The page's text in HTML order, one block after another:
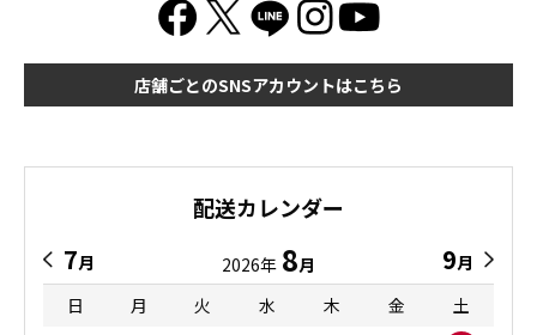
店舗ごとのSNSアカウントはこちら
配送カレンダー
7月 2026年 8月 9月
日
月 火 水 木 金
土